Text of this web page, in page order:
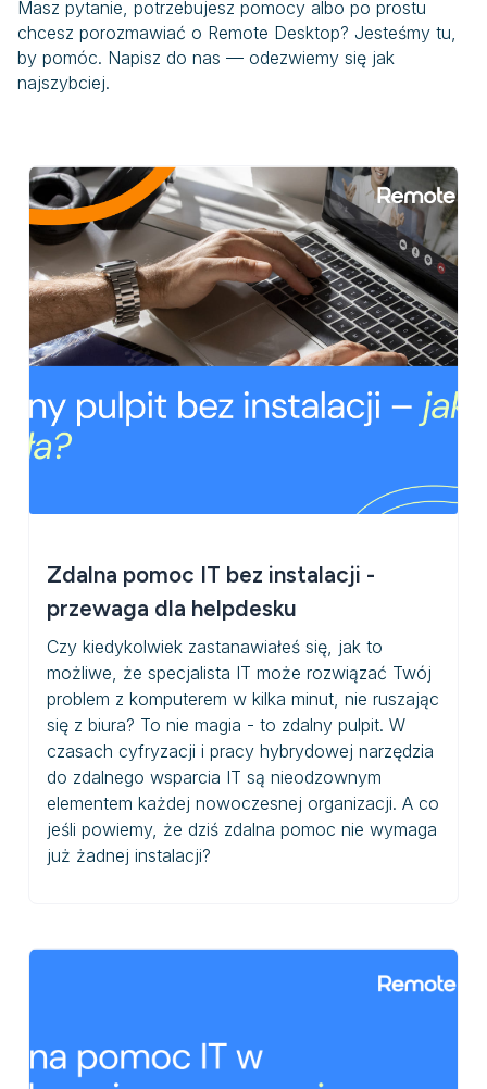
Masz pytanie, potrzebujesz pomocy albo po prostu
chcesz porozmawiać o Remote Desktop? Jesteśmy tu,
by pomóc. Napisz do nas — odezwiemy się jak
najszybciej.
Zdalna pomoc IT bez instalacji -
przewaga dla helpdesku
Czy kiedykolwiek zastanawiałeś się, jak to
możliwe, że specjalista IT może rozwiązać Twój
problem z komputerem w kilka minut, nie ruszając
się z biura? To nie magia - to zdalny pulpit. W
czasach cyfryzacji i pracy hybrydowej narzędzia
do zdalnego wsparcia IT są nieodzownym
elementem każdej nowoczesnej organizacji. A co
jeśli powiemy, że dziś zdalna pomoc nie wymaga
już żadnej instalacji?